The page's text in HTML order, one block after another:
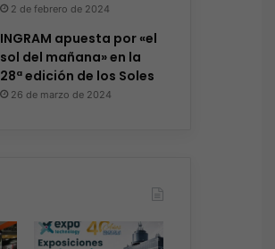
2 de febrero de 2024
INGRAM apuesta por «el
sol del mañana» en la
28ª edición de los Soles
26 de marzo de 2024